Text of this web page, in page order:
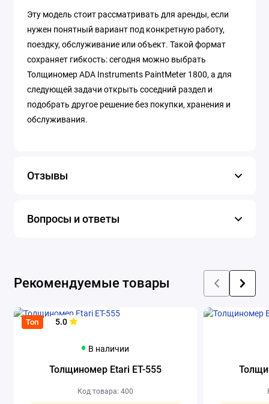
Эту модель стоит рассматривать для аренды, если
нужен понятный вариант под конкретную работу,
поездку, обслуживание или объект. Такой формат
сохраняет гибкость: сегодня можно выбрать
Толщиномер ADA Instruments PaintMeter 1800, а для
следующей задачи открыть соседний раздел и
подобрать другое решение без покупки, хранения и
обслуживания.
Отзывы
Вопросы и ответы
Рекомендуемые товары
Топ 5.0
В наличии
Толщиномер Etari ET-555
Код товара: 400